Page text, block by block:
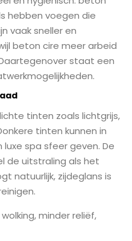
hebben voegen die
vaak sneller en
beton cire meer arbeid
staat een
tinten zoals lichtgrijs,
tinten kunnen in
spa sfeer geven. De
de uitstraling als het
natuurlijk, zijdeglans is
minder reliëf,